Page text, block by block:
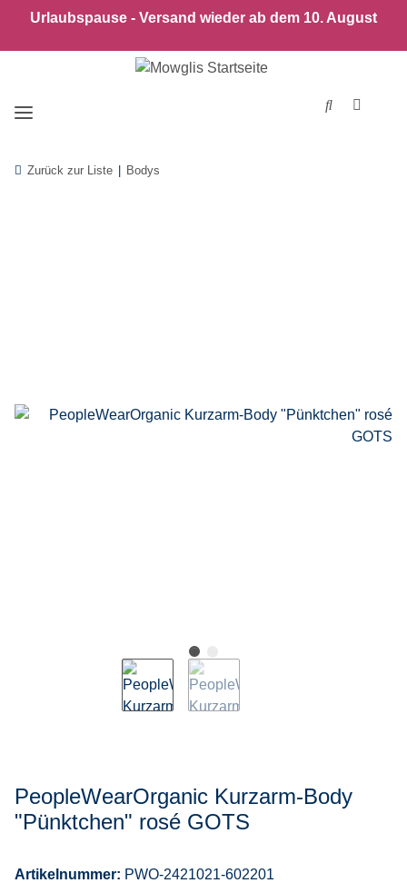
Urlaubspause - Versand wieder ab dem 10. August
Zurück zur Liste Bodys
PeopleWearOrganic Kurzarm-Body
"Pünktchen" rosé GOTS
Artikelnummer: PWO-2421021-602201